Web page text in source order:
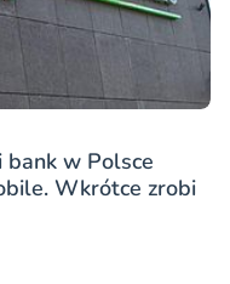
bank w Polsce
Wkrótce zrobi